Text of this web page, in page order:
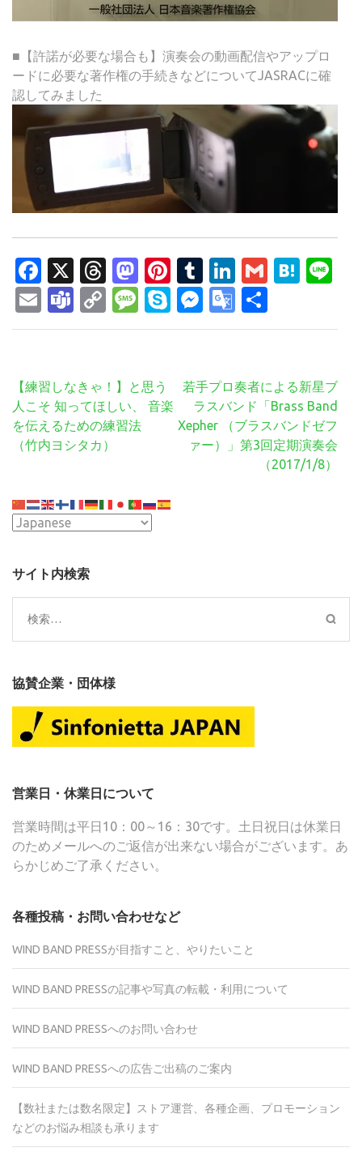
■【許諾が必要な場合も】演奏会の動画配信やアップロ
ードに必要な著作権の手続きなどについてJASRACに確
認してみました
Facebook
X Threads
Mastodon
Pinterest
Tumblr
LinkedIn
Gmail
EmailTeams
Copy
Link
Message
SkypeMessenger
Google
Translate
有
投
稿
ナ
ビ
シ
ョ
【練習しなきゃ！】と思う
人こそ 知ってほしい、 音楽
を伝えるための練習法
（竹内ヨシタカ）
若手プロ奏者による新星ブ
ラスバンド「Brass Band
Xepher （ブラスバンドゼフ
ァー）」第3回定期演奏会
（2017/1/8）
サイト内検索
検
索:
協賛企業・団体様
営業日・休業日について
営業時間は平日10：00～16：30です。土日祝日は休業日
のためメールへのご返信が出来ない場合がございます。あ
らかじめご了承ください。
各種投稿・お問い合わせなど
WIND BAND PRESSが目指すこと、やりたいこと
WIND BAND PRESSの記事や写真の転載・利用について
WIND BAND PRESSへのお問い合わせ
WIND BAND PRESSへの広告ご出稿のご案内
【数社または数名限定】ストア運営、各種企画、プロモーション
などのお悩み相談も承ります